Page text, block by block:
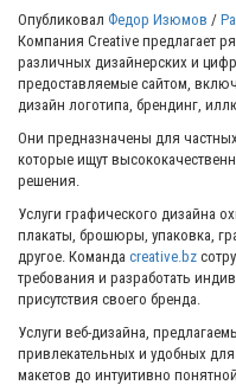
Опубликовал Федор Изюмов /
Компания Creative предлагает
различных дизайнерских и
предоставляемые сайтом,
дизайн логотипа, брендинг,
Они предназначены для
которые ищут
решения.
Услуги графического дизайна
плакаты, брошюры, упаковка,
другое. Команда creative.bz
требования и разработать
присутствия своего бренда.
Услуги веб-дизайна,
привлекательных и удобных
макетов до интуитивно